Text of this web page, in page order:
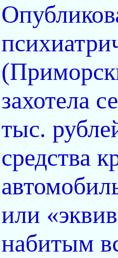
захотела
тыс.
средства
или
набитым